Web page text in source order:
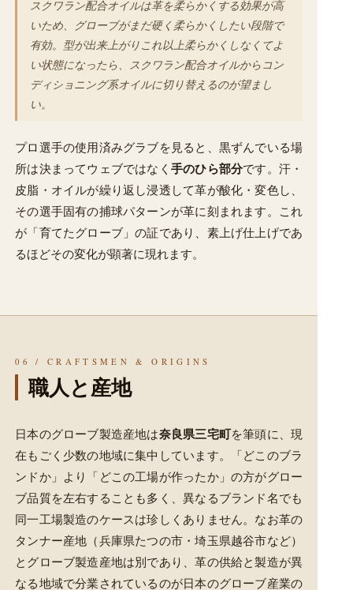
スクワラン配合オイルは革を柔らかくする効果が高
いため、グローブがまだ硬く柔らかくしたい段階で
有効。型が出来上がりこれ以上柔らかくしなくてよ
い状態になったら、スクワラン配合オイルからコン
ディショニング系オイルに切り替えるのが望まし
い。
プロ選手の使用済みグラブを見ると、黒ずんでいる場
所は決まってウェブではなく 手のひら部分です。汗・
皮脂・オイルが繰り返し浸透して革が酸化・変色し、
その選手固有の捕球パターンが革に刻まれます。これ
が「育てたグローブ」の証であり、素上げ仕上げであ
るほどその変化が顕著に現れます。
06 / CRAFTSMEN & ORIGINS
職人と産地
日本のグローブ製造産地は奈良県三宅町を筆頭に、現
在もごく少数の地域に集中しています。「どこのブラ
ンドか」より「どこの工場が作ったか」の方がグロー
ブ品質を左右することも多く、異なるブランド名でも
同一工場製造のケースは珍しくありません。なお革の
タンナー産地（兵庫県たつの市・埼玉県越谷市など）
とグローブ製造産地は別であり、革の供給と製造が異
なる地域で分業されているのが日本のグローブ産業の